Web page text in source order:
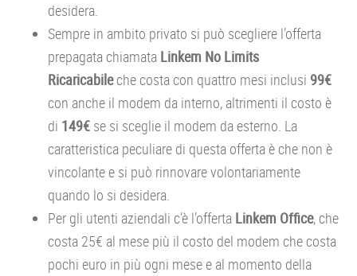
desidera.
Sempre in ambito privato si può scegliere l’offerta
prepagata chiamata Linkem No Limits
Ricaricabileche costa con quattro mesi inclusi 99€
con anche il modem da interno, altrimenti il costo è
di 149€ se si sceglie il modem da esterno. La
caratteristica peculiare di questa offerta è che non è
vincolante e si può rinnovare volontariamente
quando lo si desidera.
Per gli utenti aziendali c’è l’offerta Linkem Office, che
costa 25€ al mese più il costo del modem che costa
pochi euro in più ogni mese e al momento della